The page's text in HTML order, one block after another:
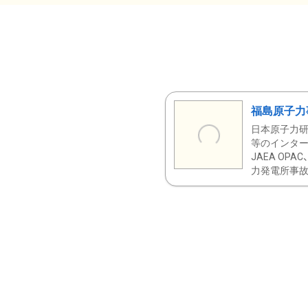
福島原子
日本原子力
等のインタ
JAEA OPAC
力発電所事